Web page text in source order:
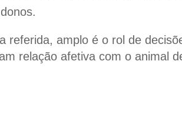
referida, amplo é o rol de
relação afetiva com o animal